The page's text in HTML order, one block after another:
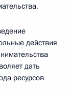
действия
дать
ресурсов